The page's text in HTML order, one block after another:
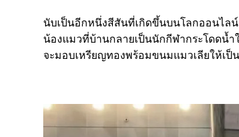
นับเป็นอีกหนึ่งสีสันที่เกิดขึ้นบนโลกออนไล
น้องแมวที่บ้านกลายเป็นนักกีฬากระโดดน้
จะมอบเหรียญทองพร้อมขนมแมวเลียให้เป็น